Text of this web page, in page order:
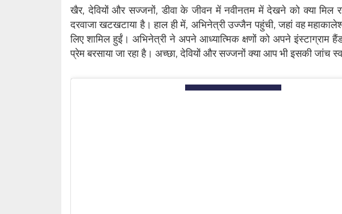
खैर, देवियों और सज्जनों, डीवा के जीवन में नवीनतम में देखने को क्या मिल
दरवाजा खटखटाया है। हाल ही में, अभिनेत्री उज्जैन पहुंची, जहां वह
लिए शामिल हुईं। अभिनेत्री ने अपने आध्यात्मिक क्षणों को अपने इंस्टाग्राम
प्रेम बरसाया जा रहा है। अच्छा, देवियों और सज्जनों क्या आप भी इसकी जांच